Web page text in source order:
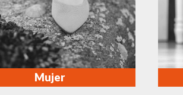
Mujer